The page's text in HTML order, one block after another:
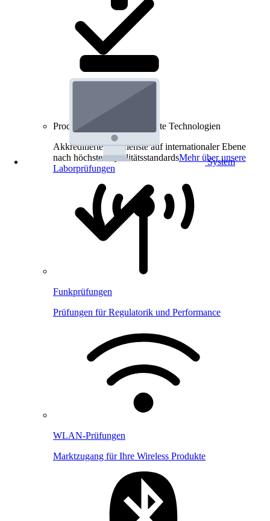
System
Produkt-Prüfungen für smarte Technologien
Akkreditierte Prüfdienste auf internationaler Ebene
nach höchsten QualitätsstandardsMehr über unsere
Laborprüfungen
Funkprüfungen
Prüfungen für Regulatorik und Performance
WLAN-Prüfungen
Marktzugang für Ihre Wireless Produkte